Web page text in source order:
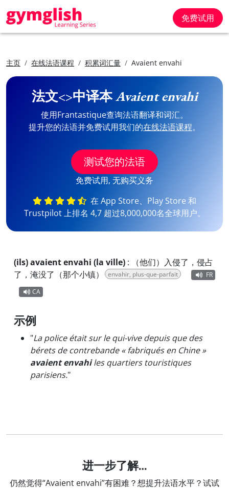
免费试用
主页 在线法语课程 积累词汇量 Avaient envahi
法文<>中译本Avaient envahi
使用Frantastique查询法语翻译和词汇。
提升您的法语并免费试用我们的在线法语课程。
测试您的法语
免费试用, 无购买义务
在 App Store、Play Store 和
Trustpilot 上排名 4,7 超过8,000,000名全球用户。
(ils) avaient envahi (la ville) :
（他们）入侵了，侵占
了，淹没了（那个小镇）
envahir, plus-que-parfait
FR
CA
示例
"La police était sur le qui-vive depuis que des
bérets de contrebande « fabriqués en Chine »
avaient envahiles quartiers touristiques
parisiens."
进一步了解…
仍然觉得“Avaient envahi”有困难？想提升法语水平？试试